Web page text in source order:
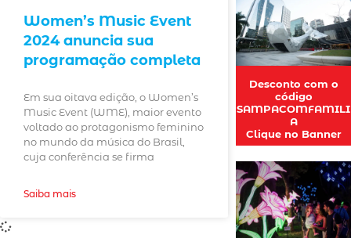
Women’s Music Event
2024 anuncia sua
programação completa
Em sua oitava edição, o Women’s
Music Event (WME), maior evento
voltado ao protagonismo feminino
no mundo da música do Brasil,
cuja conferência se firma
Saiba mais
Desconto com o
código
SAMPACOMFAMILI
A
Clique no Banner